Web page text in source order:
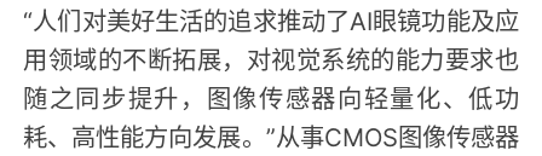
“人们对美好生活的追求推动了AI眼镜功能及应
用领域的不断拓展，对视觉系统的能力要求也
随之同步提升，图像传感器向轻量化、低功
耗、高性能方向发展。”从事CMOS图像传感器